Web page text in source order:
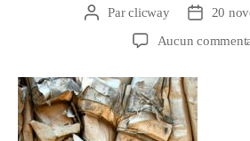
Auteur
Parclicway
Date20
Aucun